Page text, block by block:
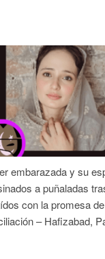
embarazada y su
a puñaladas
con la promesa
– Hafizabad,